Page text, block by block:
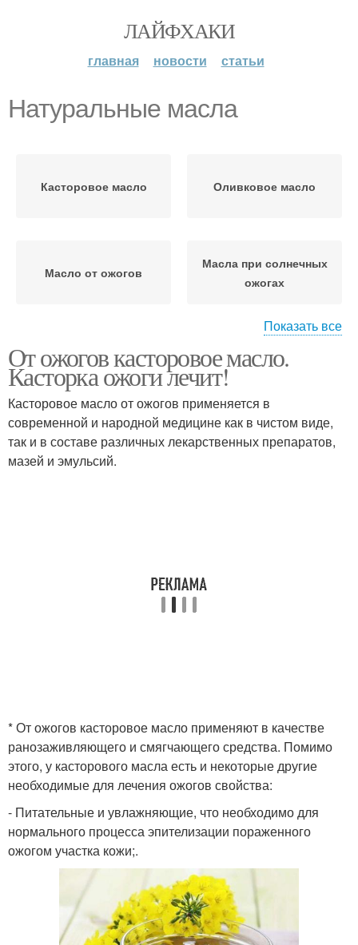
ЛАЙФХАКИ
главная новости статьи
Натуральные масла
Касторовое масло Оливковое масло
Масло от ожогов
Масла при солнечных
ожогах
Масла от ожога
Показать все
От ожогов касторовое масло.
Касторка ожоги лечит!
Касторовое масло от ожогов применяется в
современной и народной медицине как в чистом виде,
так и в составе различных лекарственных препаратов,
мазей и эмульсий.
* От ожогов касторовое масло применяют в качестве
ранозаживляющего и смягчающего средства. Помимо
этого, у касторового масла есть и некоторые другие
необходимые для лечения ожогов свойства:
- Питательные и увлажняющие, что необходимо для
нормального процесса эпителизации пораженного
ожогом участка кожи;.